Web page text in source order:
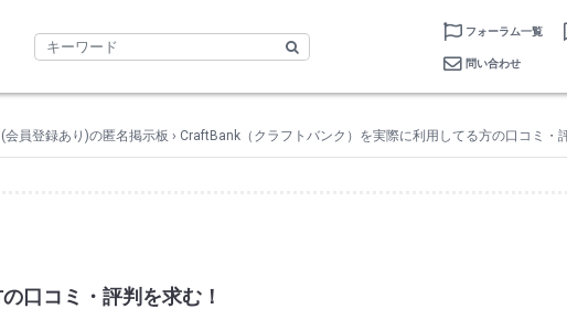
フォーラム一覧
問い合わせ
会員登録あり)の匿名掲示板 › CraftBank（クラフトバンク）を実際に利用してる方の口コミ・
口コミ・評判を求む！